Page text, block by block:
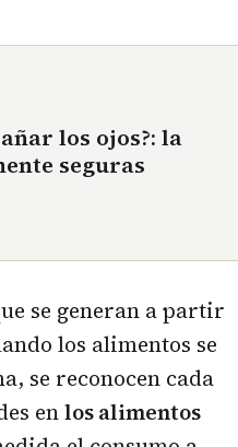
los ojos?: la
seguras
se generan a partir
los alimentos se
se reconocen cada
enlos alimentos